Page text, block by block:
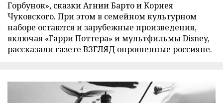
Горбунок», сказки Агнии Барто и Корнея
Чуковского. При этом в семейном культурном
наборе остаются и зарубежные произведения,
включая «Гарри Поттера» и мультфильмы Disney,
рассказали газете ВЗГЛЯД опрошенные россияне.